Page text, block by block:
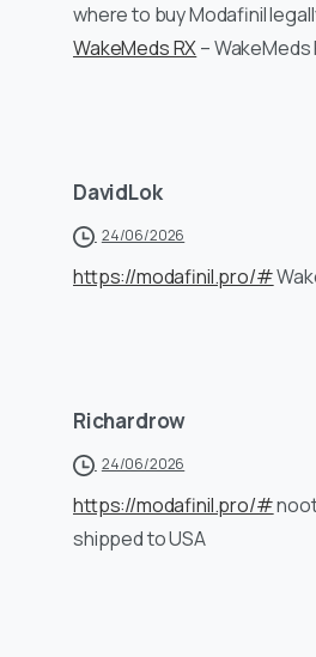
where to buy Modafinil
WakeMeds RX– WakeMeds
DavidLok
24/06/2026
https://modafinil.pro/#
Richardrow
24/06/2026
https://modafinil.pro/#
shipped to USA